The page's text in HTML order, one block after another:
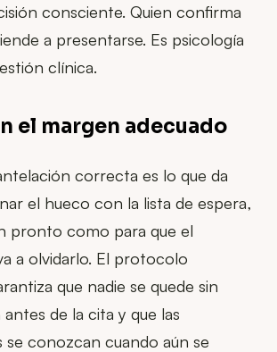
consciente. Quien confirma
a presentarse. Es psicología
clínica.
el margen adecuado
correcta es lo que da
el hueco con la lista de espera,
pronto como para que el
a olvidarlo. El protocolo
que nadie se quede sin
de la cita y que las
se conozcan cuando aún se